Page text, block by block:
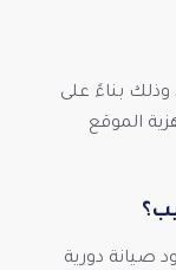
وذلك بناءً على
الموقع
صيانة دورية